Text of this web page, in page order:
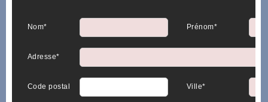
Nom* Prénom*
Adresse*
Code postal Ville*